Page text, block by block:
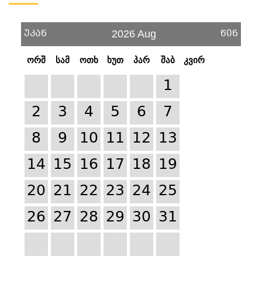
უკან 2026 Aug წინ
ორშ სამ ოთხ ხუთ პარ შაბ კვირ
1
2
3 4 5 6
7
8
9 10 11 12 13
14 15 16 17 18 19
20 21 22 23 24 25
26 27 28 29 30 31